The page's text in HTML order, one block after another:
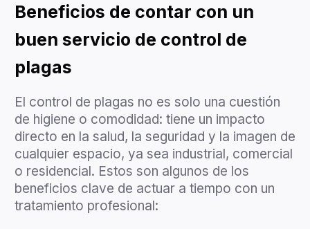
Beneficios de contar con un
buen servicio de control de
plagas
El control de plagas no es solo una cuestión
de higiene o comodidad: tiene un impacto
directo en la salud, la seguridad y la imagen de
cualquier espacio, ya sea industrial, comercial
o residencial. Estos son algunos de los
beneficios clave de actuar a tiempo con un
tratamiento profesional: